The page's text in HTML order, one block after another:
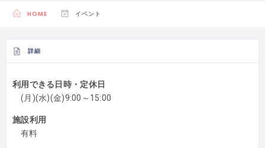
HOME イベント
詳細
利用できる日時・定休日
(月)(水)(金)9:00～15:00
施設利用
有料